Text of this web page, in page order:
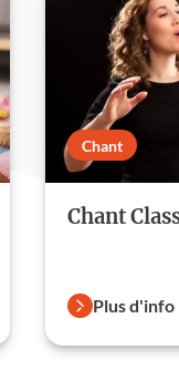
Chant
Chant
Plus d'info